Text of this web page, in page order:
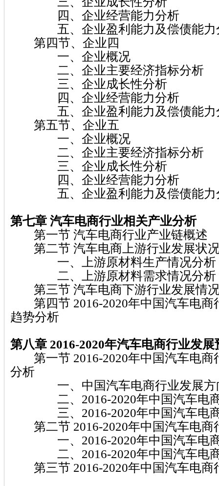
四、企业经营能力分析
五、企业盈利能力及偿债能力
第四节、企业四
一、企业概况
二、企业主要经济指标分析
三、企业成长性分析
四、企业经营能力分析
五、企业盈利能力及偿债能力
第五节、企业五
一、企业概况
二、企业主要经济指标分析
三、企业成长性分析
四、企业经营能力分析
五、企业盈利能力及偿债能力
第七章 汽车电商行业相关产业分析
第一节 汽车电商行业产业链概述
第二节 汽车电商上游行业发展状
一、上游原材料生产情况分析
二、上游原材料需求情况分析
第三节 汽车电商下游行业发展情
第四节 2016-2020年中国汽车电商
趋势分析
第八章 2016-2020年汽车电商行业发展
第一节 2016-2020年中国汽车电商
分析
一、中国汽车电商行业发展方
二、2016-2020年中国汽车电商
三、2016-2020年中国汽车电商
第二节 2016-2020年中国汽车电商
一、2016-2020年中国汽车电商
二、2016-2020年中国汽车电商
第三节 2016-2020年中国汽车电商